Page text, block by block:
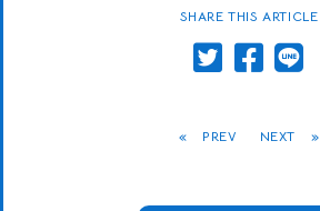
SHARE THIS ARTICLE
« PREV NEXT »